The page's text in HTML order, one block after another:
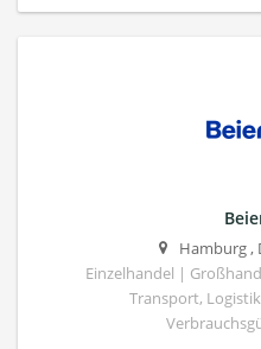
Hamburg,
Einzelhandel |
Transport,